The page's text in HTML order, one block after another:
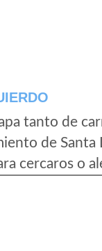
tanto de
de Santa
cercaros o